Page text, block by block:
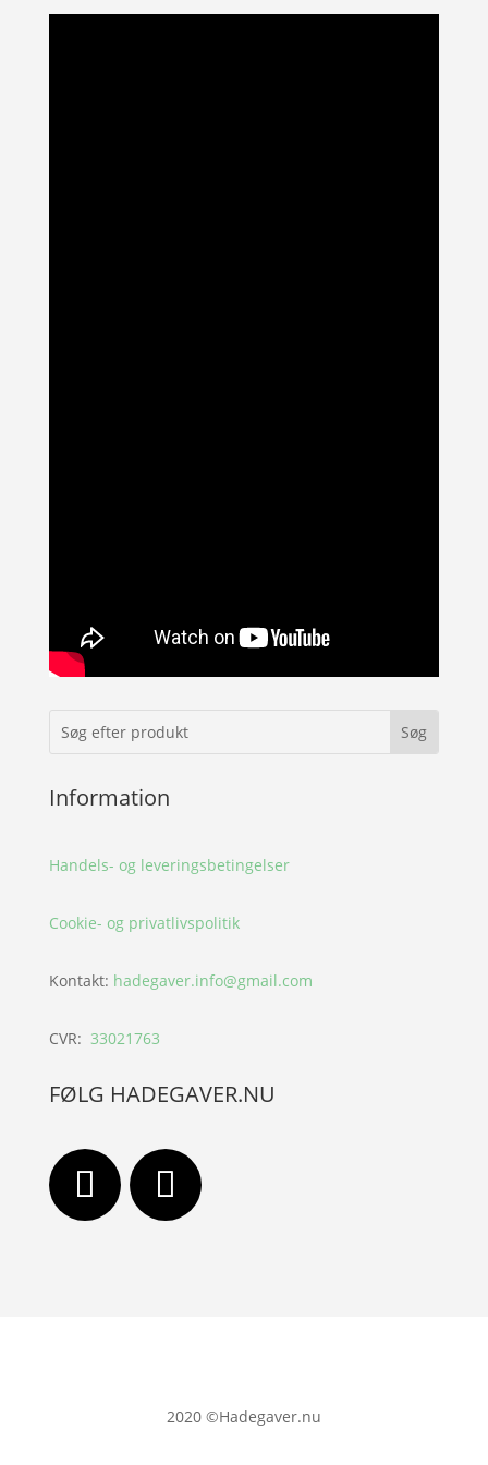
Information
Handels- og leveringsbetingelser
Cookie- og privatlivspolitik
Kontakt: hadegaver.info@gmail.com
CVR: 33021763
FØLG HADEGAVER.NU
2020 ©Hadegaver.nu